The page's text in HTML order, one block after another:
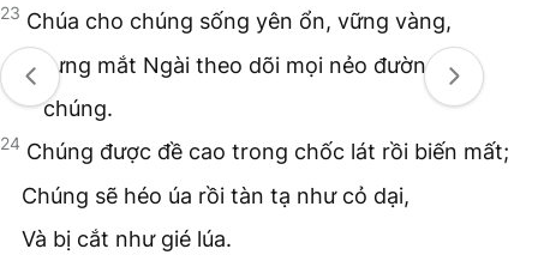
23 Chúa cho chúng sống yên ổn, vững vàng,
Nhưng mắt Ngài theo dõi mọi nẻo đường của
chúng.
24 Chúng được đề cao trong chốc lát rồi biến mất;
Chúng sẽ héo úa rồi tàn tạ như cỏ dại,
Và bị cắt như gié lúa.